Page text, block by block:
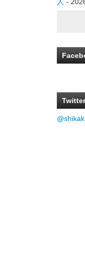
人 -
Twitter